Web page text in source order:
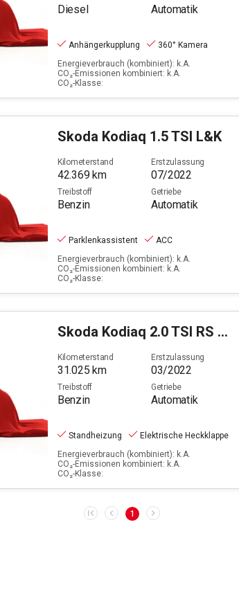
Diesel Automatik
Anhängerkupplung
360° Kamera
Energieverbrauch (kombiniert): k.A.
CO₂-Emissionen kombiniert: k.A.
CO₂-Klasse:
Skoda Kodiaq 1.5 TSI L&K
Kilometerstand
42.369km
Erstzulassung
07/2022
Treibstoff
Benzin
Getriebe
Automatik
Parklenkassistent
ACC
Energieverbrauch (kombiniert): k.A.
CO₂-Emissionen kombiniert: k.A.
CO₂-Klasse:
Skoda Kodiaq 2.0 TSI RS 4x4 OPF (EURO 6d)
Kilometerstand
31.025 km
Erstzulassung
03/2022
Treibstoff
Benzin
Getriebe
Automatik
Standheizung
Elektrische Heckklappe
Energieverbrauch (kombiniert): k.A.
CO₂-Emissionen kombiniert: k.A.
CO₂-Klasse:
1